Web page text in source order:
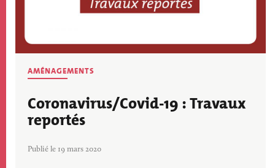
AMÉNAGEMENTS
Coronavirus/Covid-19 : Travaux
reportés
Publié le 19 mars 2020